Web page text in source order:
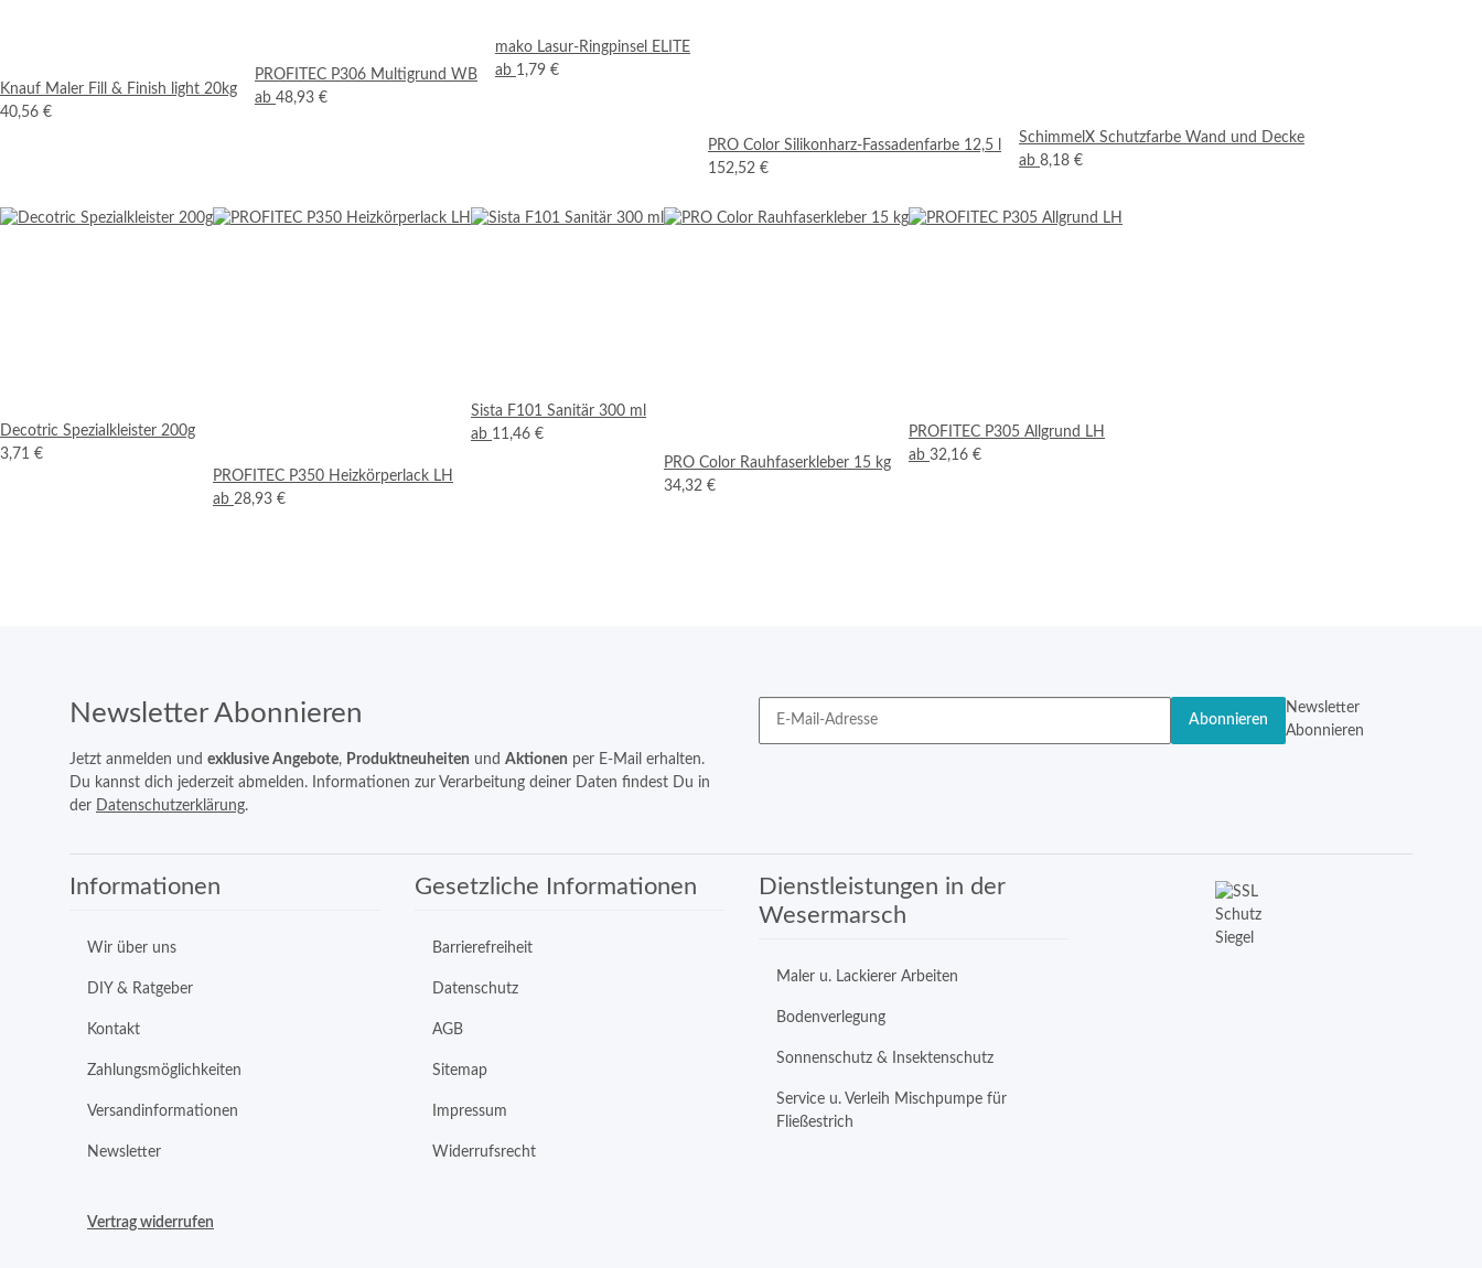
Knauf Maler Fill & Finish light 20kg
40,56 €
PROFITEC P306 Multigrund WB
ab 48,93 €
mako Lasur-Ringpinsel ELITE
ab 1,79 €
PRO Color Silikonharz-Fassadenfarbe 12,5 l
152,52 €
SchimmelX Schutzfarbe Wand und Decke
ab 8,18 €
Decotric Spezialkleister 200g
3,71 €
PROFITEC P350 Heizkörperlack LH
ab 28,93 €
Sista F101 Sanitär 300 ml
ab 11,46 €
PRO Color Rauhfaserkleber 15 kg
34,32 €
PROFITEC P305 Allgrund LH
ab 32,16 €
Newsletter Abonnieren
Jetzt anmelden und exklusive Angebote, Produktneuheiten und Aktionen per E-Mail erhalten.
Du kannst dich jederzeit abmelden. Informationen zur Verarbeitung deiner Daten findest Du in
der Datenschutzerklärung.
Abonnieren
Newsletter
Abonnieren
Informationen
Wir über uns
DIY & Ratgeber
Kontakt
Zahlungsmöglichkeiten
Versandinformationen
Newsletter
Gesetzliche Informationen
Barrierefreiheit
Datenschutz
AGB
Sitemap
Impressum
Widerrufsrecht
Dienstleistungen in der
Wesermarsch
Maler u. Lackierer Arbeiten
Bodenverlegung
Sonnenschutz & Insektenschutz
Service u. Verleih Mischpumpe für
Fließestrich
Vertrag widerrufen